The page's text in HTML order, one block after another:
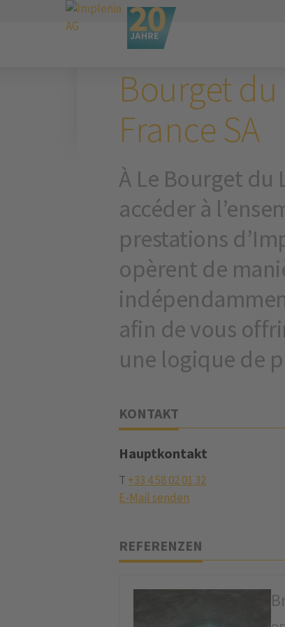
Implenia Österreich
BOURGET DU LAC,
Bourget
France SA
À Le Bourget du
accéder à
prestations
opèrent de
afin de vous
une logique de
KONTAKT
Hauptkontakt
T +33 4 58 02 01 32
E-Mail senden
REFERENZEN